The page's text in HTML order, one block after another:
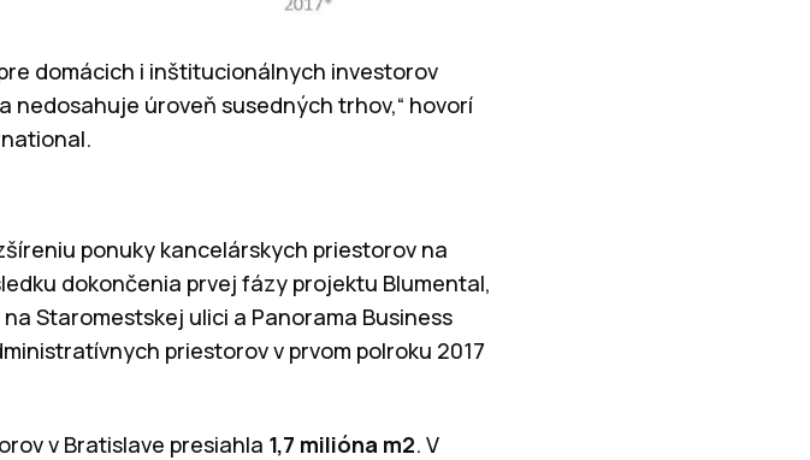
domácich i inštitucionálnych investorov
úroveň susedných trhov,“ hovorí
ponuky kancelárskych priestorov na
dokončenia prvej fázy projektu Blumental,
Staromestskej ulici a Panorama Business
priestorov v prvom polroku 2017
v Bratislave presiahla 1,7 milióna m2. V